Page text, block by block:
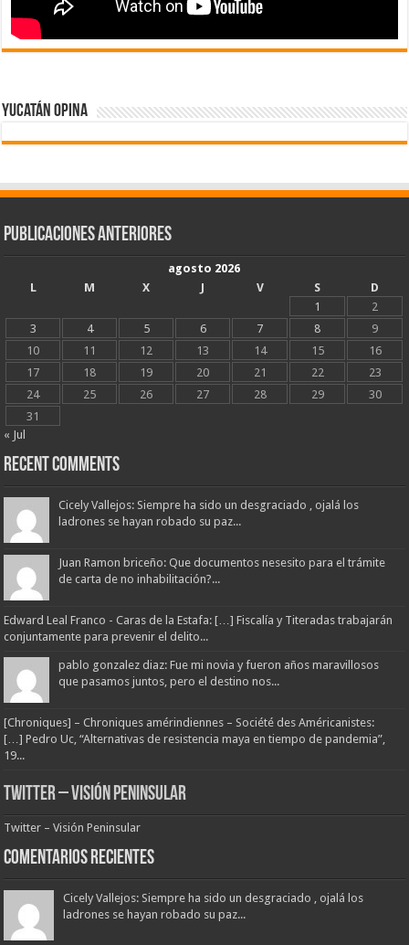
Yucatán Opina
Publicaciones Anteriores
agosto 2026
L
M X J V S
D
1
2
3
4 5 6 7 8
9
10
11 12 13 14 15
16
17
18 19 20 21 22
23
24
25 26 27 28 29
30
31
« Jul
Recent Comments
Cicely Vallejos: Siempre ha sido un desgraciado , ojalá los
ladrones se hayan robado su paz...
Juan Ramon briceño: Que documentos nesesito para el trámite
de carta de no inhabilitación?...
Edward Leal Franco - Caras de la Estafa: […] Fiscalía y Titeradas trabajarán
conjuntamente para prevenir el delito...
pablo gonzalez diaz: Fue mi novia y fueron años maravillosos
que pasamos juntos, pero el destino nos...
[Chroniques] – Chroniques amérindiennes – Société des Américanistes:
[…] Pedro Uc, “Alternativas de resistencia maya en tiempo de pandemia”,
19...
Twitter – Visión Peninsular
Twitter – Visión Peninsular
Comentarios Recientes
Cicely Vallejos: Siempre ha sido un desgraciado , ojalá los
ladrones se hayan robado su paz...